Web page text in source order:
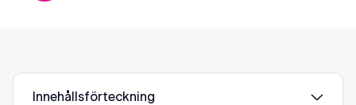
Innehållsförteckning